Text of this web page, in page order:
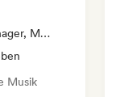
Booker, Label, Manager, Media Outlet/Journalist, Mentorin, Playlist-Kurator
Musik